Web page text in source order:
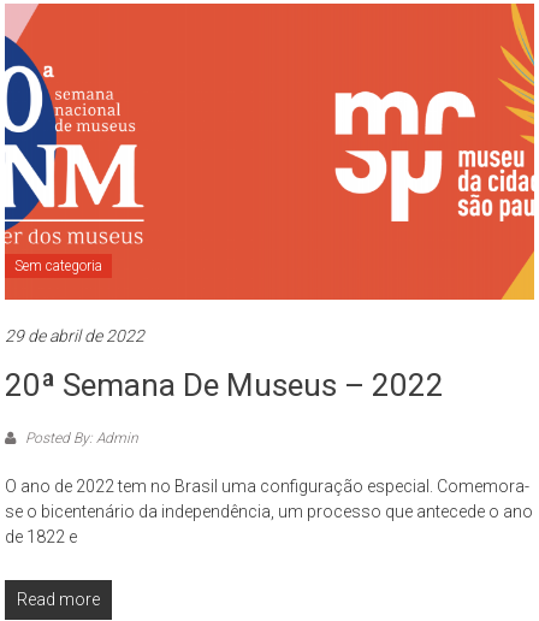
Sem categoria
29 de abril de 2022
20ª Semana De Museus – 2022
Posted By: Admin
O ano de 2022 tem no Brasil uma configuração especial. Comemora-
se o bicentenário da independência, um processo que antecede o ano
de 1822 e
Read more